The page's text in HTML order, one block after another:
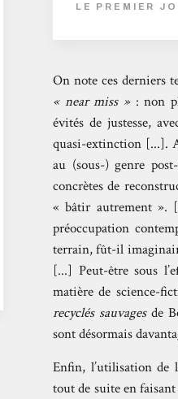
LE PREMIER
On note ces derniers
« near miss »: non
évités de justesse,
quasi-extinction [...].
au (sous-) genre
concrètes de
« bâtir autrement ».
préoccupation
terrain, fût-il
[...] Peut-être sous
matière de science-
recyclés sauvagesde
sont désormais
Enfin, l’utilisation de
tout de suite en